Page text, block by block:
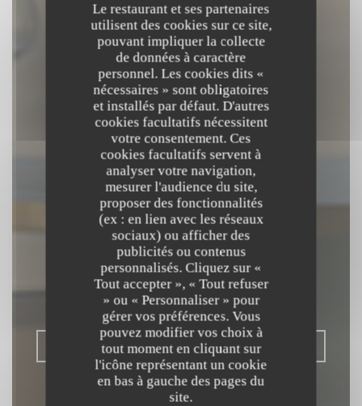
Le restaurant et ses partenaires
utilisent des cookies sur ce site,
pouvant impliquer la collecte
de données à caractère
personnel. Les cookies dits «
nécessaires » sont obligatoires
et installés par défaut. D'autres
cookies facultatifs nécessitent
votre consentement. Ces
cookies facultatifs servent à
analyser votre navigation,
mesurer l'audience du site,
proposer des fonctionnalités
(ex : en lien avec les réseaux
sociaux) ou afficher des
publicités ou contenus
personnalisés. Cliquez sur «
Tout accepter », « Tout refuser
» ou « Personnaliser » pour
gérer vos préférences. Vous
pouvez modifier vos choix à
tout moment en cliquant sur
l'icône représentant un cookie
en bas à gauche des pages du
site.
L'OPALE
RESTAURANT
BISTRONOMIQUE|DUNKERQUE
RÉSERVER